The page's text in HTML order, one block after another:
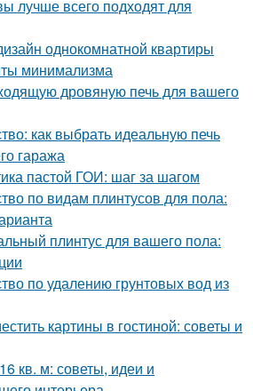
лучше всего подходят для
однокомнатной квартиры
минимализма
дровяную печь для вашего
как выбрать идеальную печь
гаража
пастой ГОИ: шаг за шагом
по видам плинтусов для пола:
плинтус для вашего пола:
по удалению грунтовых вод из
картины в гостиной: советы и
кв. м: советы, идеи и